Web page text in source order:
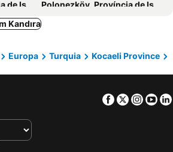
Hotéis
Polonezköy, Província de Istambul Hotéis
Hotéis
Hotéis
Sapanca, Sakarya Province Hotéis
Hotéis
Sakarya, Sakarya Province Hotéis
Hotéis
Hotéis
Antalya, Província de Antália Hotéis
Hotéis
Hotéis
Kandıra
Europa Turquia
Kocaeli Province
Facebook
Twitter